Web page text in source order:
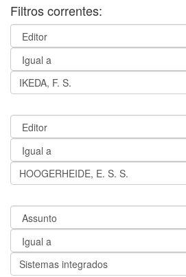
Filtros correntes: